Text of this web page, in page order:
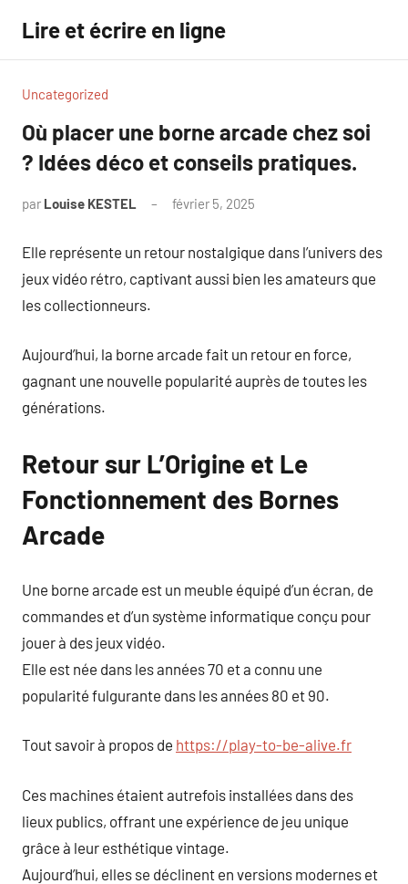
contenu
Lire et écrire en ligne
Uncategorized
Où placer une borne arcade chez soi
? Idées déco et conseils pratiques.
par Louise KESTEL février 5, 2025
Elle représente un retour nostalgique dans l’univers des
jeux vidéo rétro, captivant aussi bien les amateurs que
les collectionneurs.
Aujourd’hui, la borne arcade fait un retour en force,
gagnant une nouvelle popularité auprès de toutes les
générations.
Retour sur L’Origine et Le
Fonctionnement des Bornes
Arcade
Une borne arcade est un meuble équipé d’un écran, de
commandes et d’un système informatique conçu pour
jouer à des jeux vidéo.
Elle est née dans les années 70 et a connu une
popularité fulgurante dans les années 80 et 90.
Tout savoir à propos de https://play-to-be-alive.fr
Ces machines étaient autrefois installées dans des
lieux publics, offrant une expérience de jeu unique
grâce à leur esthétique vintage.
Aujourd’hui, elles se déclinent en versions modernes et